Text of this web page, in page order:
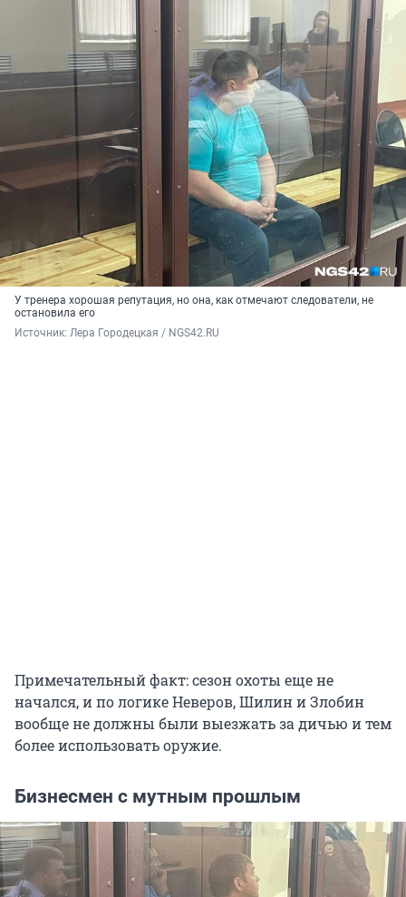
У тренера хорошая репутация, но она, как отмечают следователи, не
остановила его
Источник: Лера Городецкая / NGS42.RU
Примечательный факт: сезон охоты еще не
начался, и по логике Неверов, Шилин и Злобин
вообще не должны были выезжать за дичью и тем
более использовать оружие.
Бизнесмен с мутным прошлым